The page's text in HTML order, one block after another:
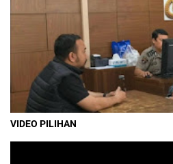
VIDEO PILIHAN